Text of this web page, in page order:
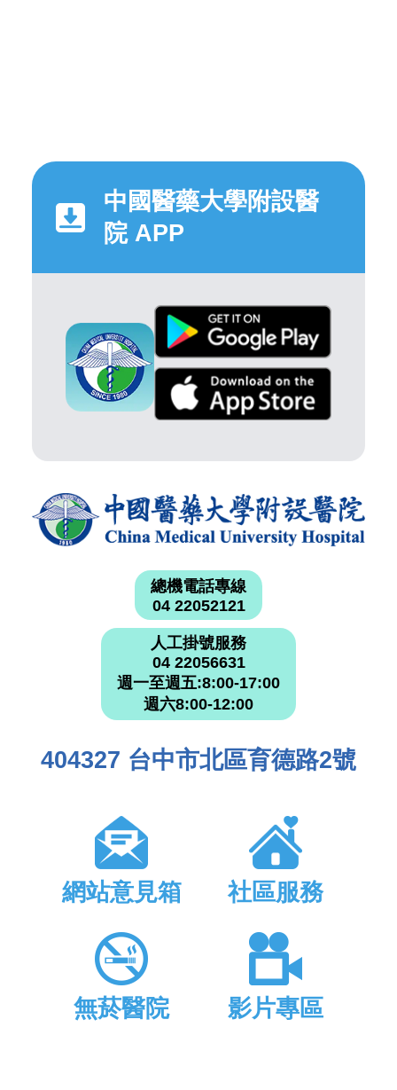
中國醫藥大學附設醫
院 APP
總機電話專線
04 22052121
人工掛號服務
04 22056631
週一至週五:8:00-17:00
週六8:00-12:00
404327 台中市北區育德路2號
網站意見箱 社區服務
無菸醫院 影片專區